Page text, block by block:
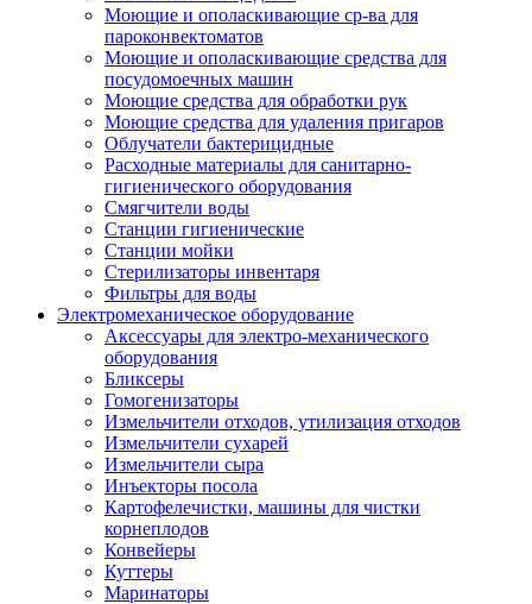
Моющие и ополаскивающие ср-ва для
пароконвектоматов
Моющие и ополаскивающие средства для
посудомоечных машин
Моющие средства для обработки рук
Моющие средства для удаления пригаров
Облучатели бактерицидные
Расходные материалы для санитарно-
гигиенического оборудования
Смягчители воды
Станции гигиенические
Станции мойки
Стерилизаторы инвентаря
Фильтры для воды
Электромеханическое оборудование
Аксессуары для электро-механического
оборудования
Бликсеры
Гомогенизаторы
Измельчители отходов, утилизация отходов
Измельчители сухарей
Измельчители сыра
Инъекторы посола
Картофелечистки, машины для чистки
корнеплодов
Конвейеры
Куттеры
Маринаторы